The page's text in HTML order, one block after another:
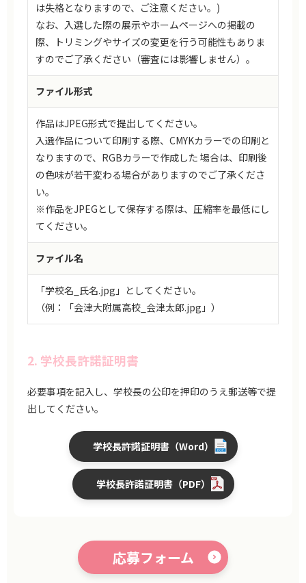
は失格となりますので、ご注意ください。)
なお、入選した際の展示やホームページへの掲載の
際、トリミングやサイズの変更を行う可能性もありま
すのでご了承ください（審査には影響しません）。
ファイル形式
作品はJPEG形式で提出してください。
入選作品について印刷する際、CMYKカラーでの印刷と
なりますので、RGBカラーで作成した 場合は、印刷後
の色味が若干変わる場合がありますのでご了承くださ
い。
※作品をJPEGとして保存する際は、圧縮率を最低にし
てください。
ファイル名
「学校名_氏名.jpg」としてください。
（例：「会津大附属高校_会津太郎.jpg」）
2. 学校長許諾証明書
必要事項を記入し、学校長の公印を押印のうえ郵送等で提
出してください。
学校長許諾証明書（Word）
学校長許諾証明書（PDF）
応募フォーム